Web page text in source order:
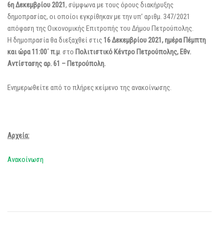
6η Δεκεμβρίου 2021, σύμφωνα με τους όρους διακήρυξης
δημοπρασίας, οι οποίοι εγκρίθηκαν με την υπ’ αριθμ. 347/2021
απόφαση της Οικονομικής Επιτροπής του Δήμου Πετρούπολης.
Η δημοπρασία θα διεξαχθεί στις 16 Δεκεμβρίου 2021, ημέρα Πέμπτη
και ώρα 11:00΄ π.μ. στο Πολιτιστικό Κέντρο Πετρούπολης, Εθν.
Αντίστασης αρ. 61 – Πετρούπολη.
Ενημερωθείτε από το πλήρες κείμενο της ανακοίνωσης.
Αρχεία:
Ανακοίνωση